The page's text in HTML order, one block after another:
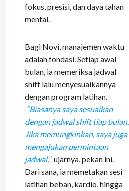
fokus, presisi, dan daya tahan
mental.
Bagi Novi, manajemen waktu
adalah fondasi. Setiap awal
bulan, ia memeriksa jadwal
shift lalu menyesuaikannya
dengan program latihan.
“Biasanya saya sesuaikan
dengan jadwal shift tiap bulan.
Jika memungkinkan, saya juga
mengajukan permintaan
jadwal,” ujarnya, pekan ini.
Dari sana, ia memetakan sesi
latihan beban, kardio, hingga